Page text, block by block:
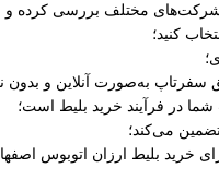
مختلف بررسی کرده و
سفرتاپ به‌صورت آنلاین و بدون
می‌کند؛
خرید بلیط ارزان اتوبوس